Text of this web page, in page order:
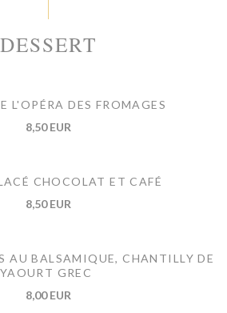
DESSERT
L'OPÉRA DES FROMAGES
8,50 EUR
CHOCOLAT ET CAFÉ
8,50 EUR
AU BALSAMIQUE, CHANTILLY DE
YAOURT GREC
8,00 EUR